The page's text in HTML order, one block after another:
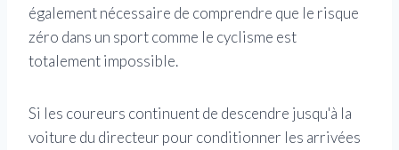
également nécessaire de comprendre que le risque
zéro dans un sport comme le cyclisme est
totalement impossible.
Si les coureurs continuent de descendre jusqu'à la
voiture du directeur pour conditionner les arrivées